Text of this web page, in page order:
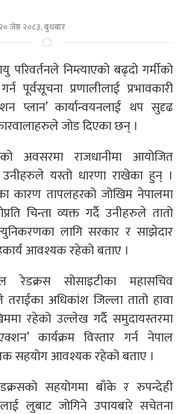
जेष्ठ २०८३, बुधबार
परिवर्तनले निम्त्याएको बढ्दो गर्मीको
पूर्वसूचना प्रणालीलाई प्रभावकारी
प्लान’ कार्यान्वयनलाई थप सुदृढ
जोड दिएका छन् ।
अवसरमा राजधानीमा आयोजित
उनीहरुले यस्तो धारणा राखेका हुन् ।
कारण तापलहरको जोखिम नेपालमा
चिन्ता व्यक्त गर्दै उनीहरुले तातो
लागि सरकार र साझेदार
आवश्यक रहेको बताए ।
रेडक्रस सोसाइटीका महासचिव
अधिकांश जिल्ला तातो हावा
रहेको उल्लेख गर्दै समुदायस्तरमा
कार्यक्रम विस्तार गर्न नेपाल
सहयोग आवश्यक रहेको बताए ।
सहयोगमा बाँके र रुपन्देही
लुबाट जोगिने उपायबारे सचेतना